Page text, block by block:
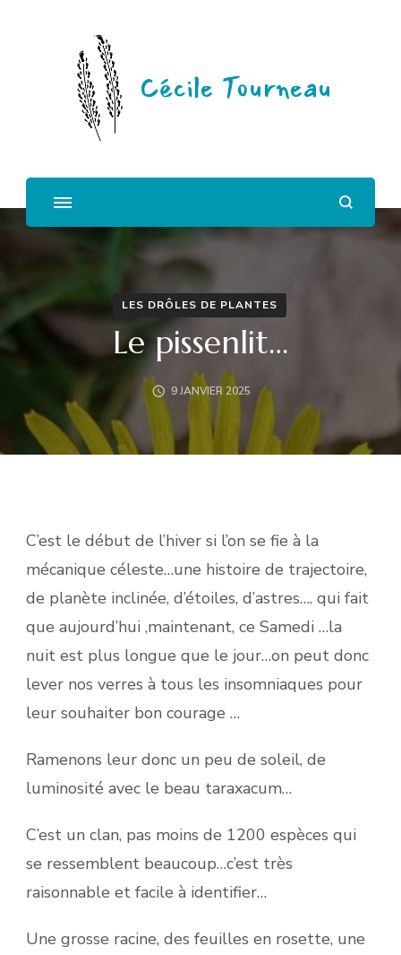
Cécile Tourneau
LES DRÔLES DE PLANTES
Le pissenlit…
9 JANVIER 2025
C’est le début de l’hiver si l’on se fie à la
mécanique céleste…une histoire de trajectoire,
de planète inclinée, d’étoiles, d’astres…. qui fait
que aujourd’hui ,maintenant, ce Samedi …la
nuit est plus longue que le jour…on peut donc
lever nos verres à tous les insomniaques pour
leur souhaiter bon courage …
Ramenons leur donc un peu de soleil, de
luminosité avec le beau taraxacum…
C’est un clan, pas moins de 1200 espèces qui
se ressemblent beaucoup…c’est très
raisonnable et facile à identifier…
Une grosse racine, des feuilles en rosette, une